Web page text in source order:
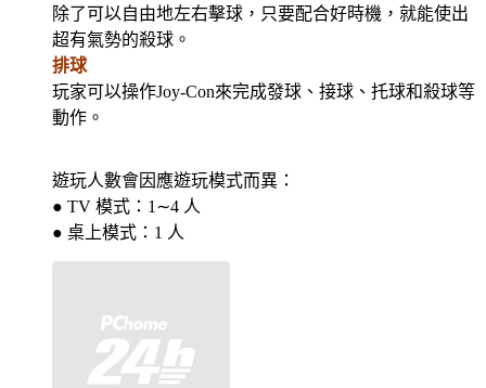
除了可以自由地左右擊球，只要配合好時機，就能使出
超有氣勢的殺球。
排球
玩家可以操作Joy-Con來完成發球、接球、托球和殺球等
動作。
遊玩人數會因應遊玩模式而異：
● TV 模式：1∼4 人
● 桌上模式：1 人